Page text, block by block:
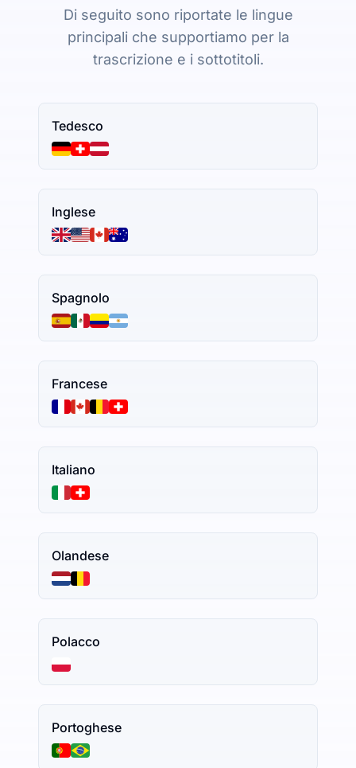
Di seguito sono riportate le lingue
principali che supportiamo per la
trascrizione e i sottotitoli.
Tedesco
Inglese
Spagnolo
Francese
Italiano
Olandese
Polacco
Portoghese